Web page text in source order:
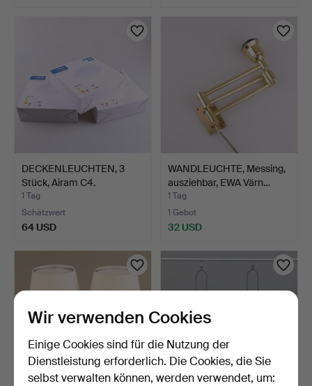
DECKENLEUCHTEN, 3
Stück, Airam C4.
1 Tag
Schätzwert
64 USD
WANDLEUCHTE, Messing,
ausziehbar, EWA Värn…
1 Tag
1 Gebot
32 USD
Wir verwenden Cookies
Einige Cookies sind für die Nutzung der
Dienstleistung erforderlich. Die Cookies, die Sie
selbst verwalten können, werden verwendet, um: